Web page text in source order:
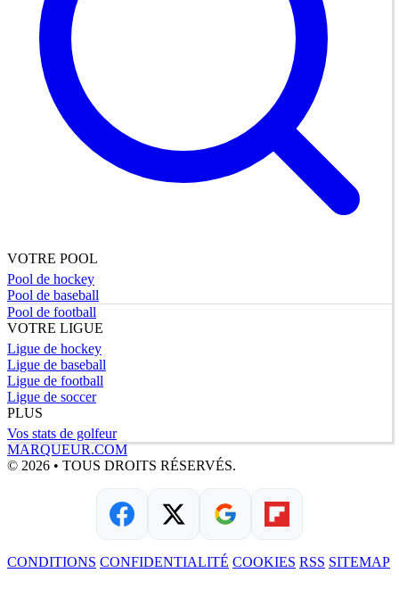
VOTRE POOL
Pool de hockey
Pool de baseball
Pool de football
VOTRE LIGUE
Ligue de hockey
Ligue de baseball
Ligue de football
Ligue de soccer
PLUS
Vos stats de golfeur
MARQUEUR.COM
© 2026 • TOUS DROITS RÉSERVÉS.
CONDITIONS CONFIDENTIALITÉ COOKIES RSS SITEMAP